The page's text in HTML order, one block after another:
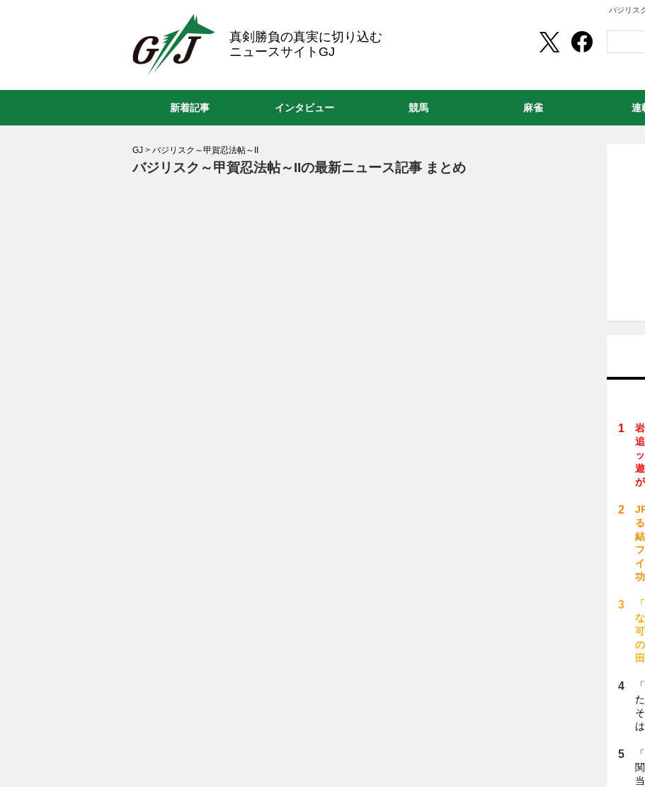
バジリス
真剣勝負の真実に切り込む
ニュースサイトGJ
GJ > バジリスク～甲賀忍法帖～II
バジリスク～甲賀忍法帖～IIの最新ニュース記事 まとめ
新着記事 インタビュー 競馬 麻雀 連